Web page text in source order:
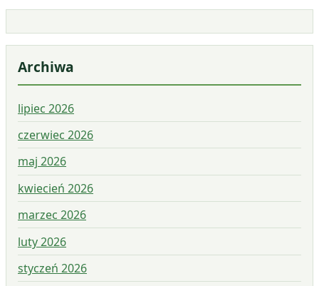
Archiwa
lipiec 2026
czerwiec 2026
maj 2026
kwiecień 2026
marzec 2026
luty 2026
styczeń 2026